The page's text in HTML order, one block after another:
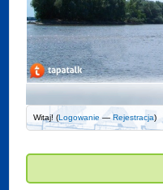
Witaj! (Logowanie —Rejestracja)